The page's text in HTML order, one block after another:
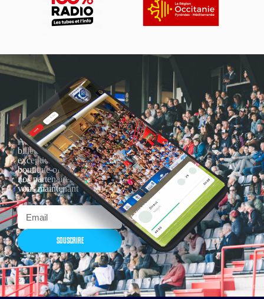
Actualités, nouveautés,
billetterie, remises
exceptionnelles dans la
boutique officielles & chez
nos partenaires… Inscrivez-
vous maintenant
SOUSCRIRE